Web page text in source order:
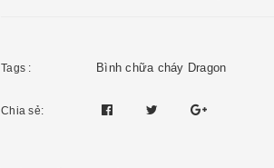
Tags : Bình chữa cháy Dragon
Chia sẻ: